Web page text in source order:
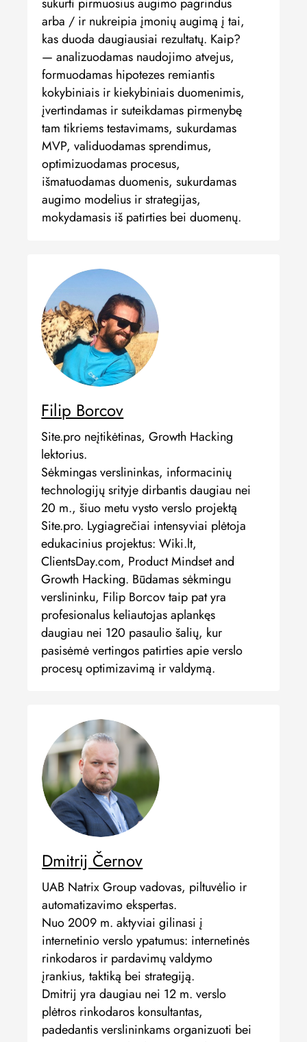
sukurti pirmuosius augimo pagrindus
arba / ir nukreipia įmonių augimą į tai,
kas duoda daugiausiai rezultatų. Kaip?
— analizuodamas naudojimo atvejus,
formuodamas hipotezes remiantis
kokybiniais ir kiekybiniais duomenimis,
įvertindamas ir suteikdamas pirmenybę
tam tikriems testavimams, sukurdamas
MVP, validuodamas sprendimus,
optimizuodamas procesus,
išmatuodamas duomenis, sukurdamas
augimo modelius ir strategijas,
mokydamasis iš patirties bei duomenų.
Filip Borcov
Site.pro neįtikėtinas, Growth Hacking
lektorius.
Sėkmingas verslininkas, informacinių
technologijų srityje dirbantis daugiau nei
20 m., šiuo metu vysto verslo projektą
Site.pro. Lygiagrečiai intensyviai plėtoja
edukacinius projektus: Wiki.lt,
ClientsDay.com, Product Mindset and
Growth Hacking. Būdamas sėkmingu
verslininku, Filip Borcov taip pat yra
profesionalus keliautojas aplankęs
daugiau nei 120 pasaulio šalių, kur
pasisėmė vertingos patirties apie verslo
procesų optimizavimą ir valdymą.
Dmitrij Černov
UAB Natrix Group vadovas, piltuvėlio ir
automatizavimo ekspertas.
Nuo 2009 m. aktyviai gilinasi į
internetinio verslo ypatumus: internetinės
rinkodaros ir pardavimų valdymo
įrankius, taktiką bei strategiją.
Dmitrij yra daugiau nei 12 m. verslo
plėtros rinkodaros konsultantas,
padedantis verslininkams organizuoti bei